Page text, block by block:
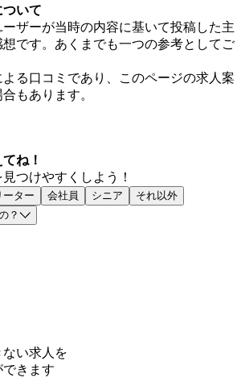
いて
ザーが当時の内容に基いて投稿した主
です。あくまでも一つの参考としてご
る口コミであり、このページの求人案
もあります。
ね！
つけやすくしよう！
ーター 会社員 シニア
それ以外
？
い求人を
きます